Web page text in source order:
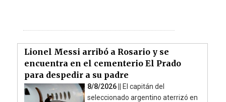
Lionel Messi arribó a Rosario y se
encuentra en el cementerio El Prado
para despedir a su padre
8/8/2026 || El capitán del
seleccionado argentino aterrizó en